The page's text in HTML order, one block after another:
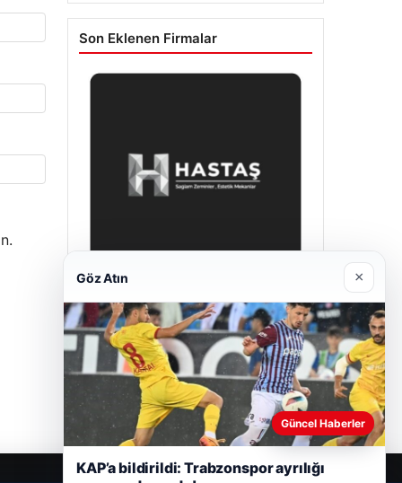
Son Eklenen Firmalar
Prenses Night Club
29/04/2026
Göz Atın ×
Güncel Haberler
KAP’a bildirildi: Trabzonspor ayrılığı